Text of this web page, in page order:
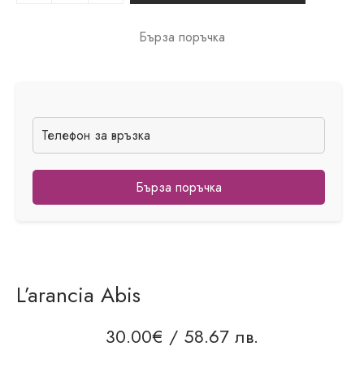
L’arancia Abis
30.00€ / 58.67 лв.
Бърза поръчка
Бърза поръчка